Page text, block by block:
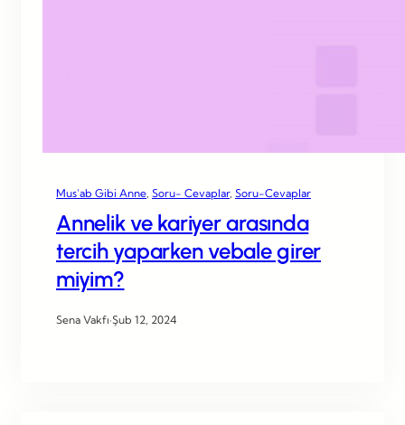
Mus’ab Gibi Anne Soru- Cevaplar, Soru-Cevaplar
Annelik ve kariyer arasında
tercih yaparken vebale girer
miyim?
Sena Vakfı·Şub 12, 2024